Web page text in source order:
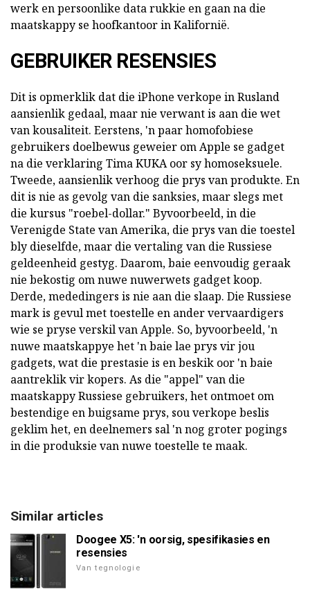
werk en persoonlike data rukkie en gaan na die
maatskappy se hoofkantoor in Kalifornië.
GEBRUIKER RESENSIES
Dit is opmerklik dat die iPhone verkope in Rusland
aansienlik gedaal, maar nie verwant is aan die wet
van kousaliteit. Eerstens, 'n paar homofobiese
gebruikers doelbewus geweier om Apple se gadget
na die verklaring Tima KUKA oor sy homoseksuele.
Tweede, aansienlik verhoog die prys van produkte. En
dit is nie as gevolg van die sanksies, maar slegs met
die kursus "roebel-dollar." Byvoorbeeld, in die
Verenigde State van Amerika, die prys van die toestel
bly dieselfde, maar die vertaling van die Russiese
geldeenheid gestyg. Daarom, baie eenvoudig geraak
nie bekostig om nuwe nuwerwets gadget koop.
Derde, mededingers is nie aan die slaap. Die Russiese
mark is gevul met toestelle en ander vervaardigers
wie se pryse verskil van Apple. So, byvoorbeeld, 'n
nuwe maatskappye het 'n baie lae prys vir jou
gadgets, wat die prestasie is en beskik oor 'n baie
aantreklik vir kopers. As die "appel" van die
maatskappy Russiese gebruikers, het ontmoet om
bestendige en buigsame prys, sou verkope beslis
geklim het, en deelnemers sal 'n nog groter pogings
in die produksie van nuwe toestelle te maak.
Similar articles
Doogee X5: 'n oorsig, spesifikasies en
resensies
Van tegnologie